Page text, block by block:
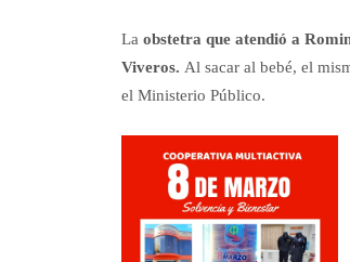
La obstetra que atendió a
Viveros. Al sacar al bebé, el
el Ministerio Público.